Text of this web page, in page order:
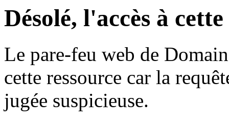
Désolé, l'accès à
Le pare-feu web de
cette ressource car la
jugée suspicieuse.